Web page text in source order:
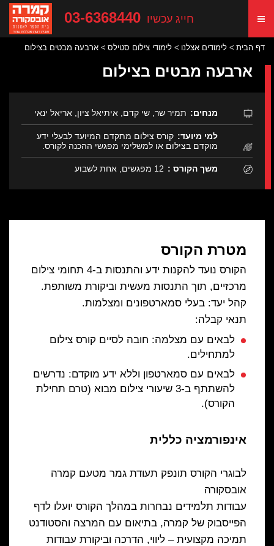
03-6368440 חייג עכשיו
דף הבית לימודים אצלנו לימודי צילום סטילס ארבעה מבטים בצילום
ארבעה מבטים בצילום
מנחים: תמיר שר, שי קדם, איתיאל ציון, אריאל ינאי
למי מיועד: קורס צילום מתקדם המיועד לבעלי ידע
מוקדם בצילום או למשלימי מפגשי ההכנה לקורס.
משך הקורס :
מטרת הקורס
הקורס נועד להקנות ידע והתנסות ב-4 תחומי צילום
מרכזיים, תוך התנסות מעשית וביקורת משותפת.
קהל יעד: בעלי סמארטפונים ומצלמות.
תנאי קבלה:
לבאים עם מצלמה: חובה לסיים קורס צילום
למתחילים.
לבאים עם סמארטפון וללא ידע מוקדם: נדרשים
להשתתף ב-3 שיעורי צילום מבוא (טרם תחילת
הקורס).
אינפורמציה כללית
לבוגרי הקורס תונפק תעודת גמר מטעם קמרה
אובסקורה
עבודות תלמידים נבחרות במהלך הקורס יועלו לדף
הפייסבוק של קמרה, בתיאום עם המרצה והסטודנט
תמיכה מקצועית – ליווי, הדרכה וביקורת עבודות